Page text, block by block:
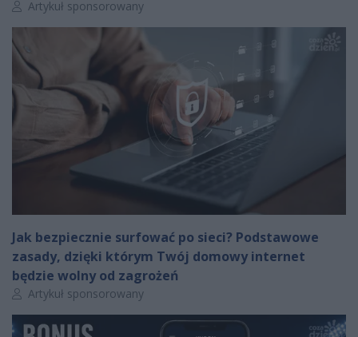
Autor artykułu:
Artykuł sponsorowany
Jak bezpiecznie surfować po sieci? Podstawowe
zasady, dzięki którym Twój domowy internet
będzie wolny od zagrożeń
Autor artykułu:
Artykuł sponsorowany